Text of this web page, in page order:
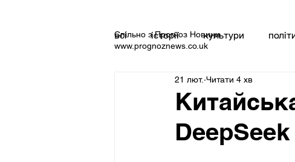
Спільно з Прогноз Новини
www.prognoznews.co.uk
всі історії культури
DeepSeek
21 лют. Читати 4 хв